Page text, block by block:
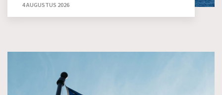
4 AUGUSTUS 2026